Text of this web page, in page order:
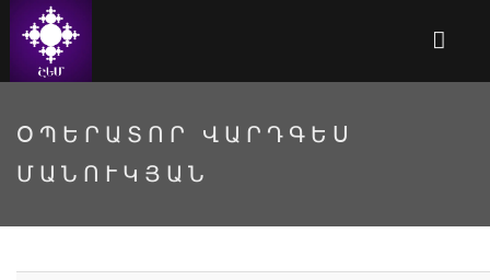
ՕՊԵՐԱՏՈՐ ՎԱՐԴԳԵՍ
ՄԱՆՈՒԿՅԱՆ